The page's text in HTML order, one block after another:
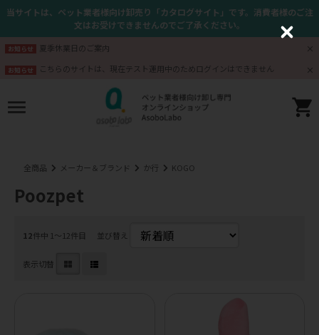
当サイトは、ペット業者様向け卸売り「カタログサイト」です。消費者様のご注
文はお受けできませんのでご了承ください。
お知らせ 夏季休業日のご案内
お知らせ こちらのサイトは、現在テスト運用中のためログインはできません
全商品 メーカー＆ブランド か行 KOGO
Poozpet
12件中 1〜12件目 並び替え
表示切替
C